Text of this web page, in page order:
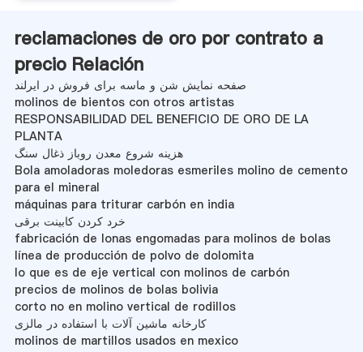
reclamaciones de oro por contrato a
precio Relación
صفحه نمایش شن و ماسه برای فروش در ایرلند
molinos de bientos con otros artistas
RESPONSABILIDAD DEL BENEFICIO DE ORO DE LA
PLANTA
هزینه شروع معدن روباز ذغال سنگ
Bola amoladoras moledoras esmeriles molino de cemento
para el mineral
máquinas para triturar carbón en india
خرد کردن کابینت برقی
fabricación de lonas engomadas para molinos de bolas
línea de producción de polvo de dolomita
lo que es de eje vertical con molinos de carbón
precios de molinos de bolas bolivia
corto no en molino vertical de rodillos
کارخانه ماشین آلات با استفاده در مالزی
molinos de martillos usados en mexico